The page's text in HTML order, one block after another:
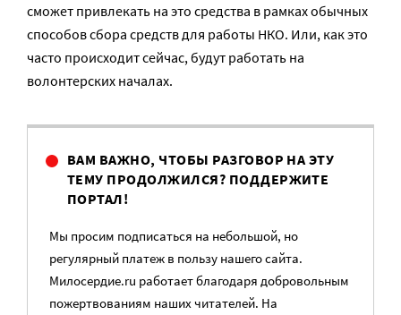
сможет привлекать на это средства в рамках обычных
способов сбора средств для работы НКО. Или, как это
часто происходит сейчас, будут работать на
волонтерских началах.
ВАМ ВАЖНО, ЧТОБЫ РАЗГОВОР НА ЭТУ
ТЕМУ ПРОДОЛЖИЛСЯ? ПОДДЕРЖИТЕ
ПОРТАЛ!
Мы просим подписаться на небольшой, но
регулярный платеж в пользу нашего сайта.
Милосердие.ru работает благодаря добровольным
пожертвованиям наших читателей. На